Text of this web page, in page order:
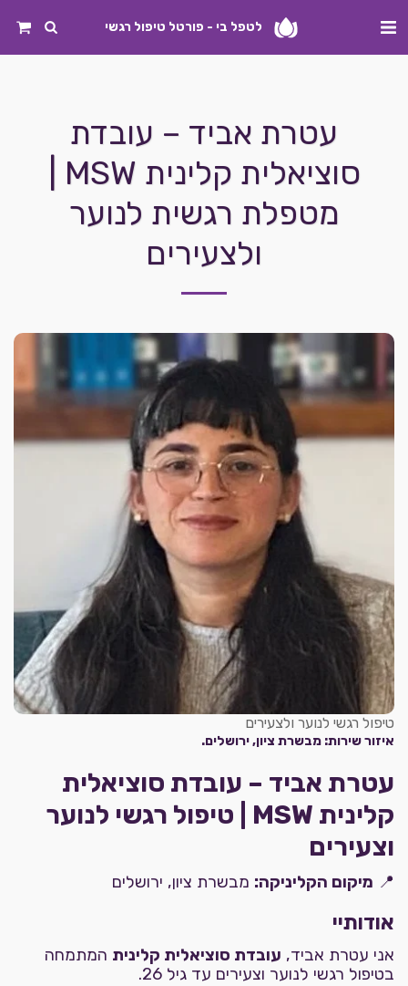
לטפל בי - פורטל טיפול רגשי
עטרת אביד – עובדת
מטפלת רגשית לנוער
ולצעירים
טיפול רגשי לנוער ולצעירים
איזור שירות: מבשרת ציון, ירושלים.
עטרת אביד – עובדת סוציאלית
קלינית MSW | טיפול רגשי לנוער
וצעירים
📍 מיקום הקליניקה: מבשרת ציון, ירושלים
אודותיי
אני עטרת אביד, עובדת סוציאלית קלינית המתמחה
בטיפול רגשי לנוער וצעירים עד גיל 26.